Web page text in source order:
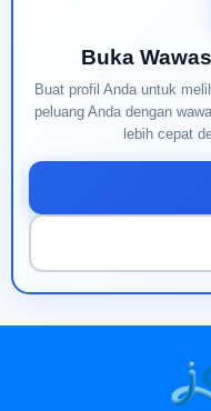
Buka
Buat profil Anda untuk
peluang Anda dengan
lebih cepat